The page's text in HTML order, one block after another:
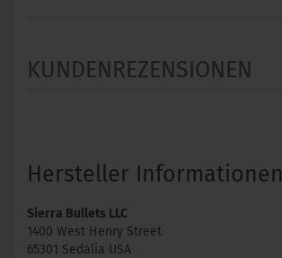
KUNDENREZENSIONEN
Hersteller Informationen
Sierra Bullets LLC
1400 West Henry Street
65301 Sedalia USA